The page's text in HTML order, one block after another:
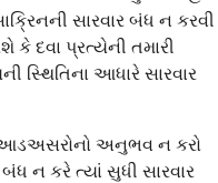
સારવાર બંધ ન કરવી
કે દવા પ્રત્યેની તમારી
સ્થિતિના આધારે સારવાર
આડઅસરોનો અનુભવ ન કરો
ન કરે ત્યાં સુધી સારવાર